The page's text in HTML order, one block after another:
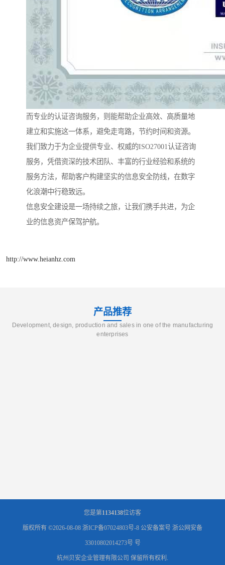
而专业的认证咨询服务，则能帮助企业高效、高质量地
建立和实施这一体系，避免走弯路，节约时间和资源。
我们致力于为企业提供专业、权威的ISO27001认证咨询
服务，凭借资深的技术团队、丰富的行业经验和系统的
服务方法，帮助客户构建坚实的信息安全防线，在数字
化浪潮中行稳致远。
信息安全建设是一场持续之旅，让我们携手共进，为企
业的信息资产保驾护航。
http://www.heianhz.com
产品推荐
Development, design, production and sales in one of the manufacturing
enterprises
您是第1134138位访客
版权所有 ©2026-08-08 浙ICP备07024803号-8 公安备案号 浙公网安备
33010802014273号 号
杭州贝安企业管理有限公司 保留所有权利.